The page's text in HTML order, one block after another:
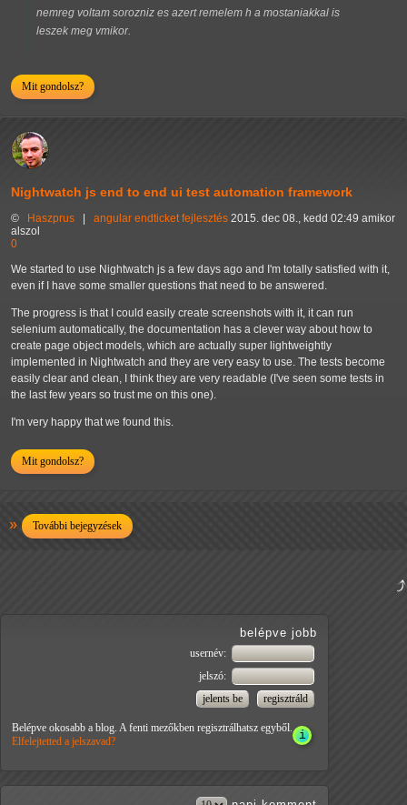
nemreg voltam sorozniz es azert remelem h a mostaniakkal is
leszek meg vmikor.
Mit gondolsz?
Nightwatch js end to end ui test automation framework
© Haszprus angular endticket fejlesztés 2015. dec 08., kedd 02:49 amikor
alszol
0
We started to use Nightwatch js a few days ago and I'm totally satisfied with it,
even if I have some smaller questions that need to be answered.
The progress is that I could easily create screenshots with it, it can run
selenium automatically, the documentation has a clever way about how to
create page object models, which are actually super lightweightly
implemented in Nightwatch and they are very easy to use. The tests become
easily clear and clean, I think they are very readable (I've seen some tests in
the last few years so trust me on this one).
I'm very happy that we found this.
Mit gondolsz?
További bejegyzések
belépve jobb
usernév:
jelszó:
Belépve okosabb a blog. A fenti mezőkben regisztrálhatsz egyből.
Elfelejtetted a jelszavad?